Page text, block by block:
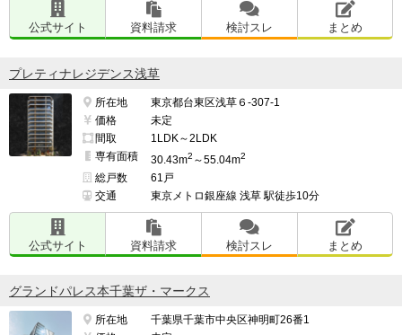
公式サイト 資料請求 検討スレ まとめ
プレティナレジデンス浅草
所在地
東京都台東区浅草６-307-1
価格
未定
間取
1LDK～2LDK
専有面積
30.43m2 ～55.04m2
総戸数
61戸
交通
東京メトロ銀座線 浅草 駅徒歩10分
公式サイト 資料請求 検討スレ まとめ
グランドパレス本千葉ザ・マークス
所在地
千葉県千葉市中央区神明町26番1